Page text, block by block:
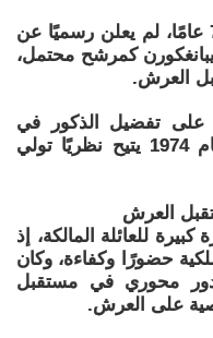
ولا يزال الملك، البالغ من العمر 73 عامًا، لم يعلن رسميًا عن
كمرشح محتمل،
العرش.
على تفضيل الذكور في
الخلافة، إلا أن تعديلًا دستوريًا العام 1974 يتيح نظريًا تولي
العرش
كبيرة للعائلة المالكة، إذ
حضورًا وكفاءة، وكان
دور محوري في مستقبل
على العرش.